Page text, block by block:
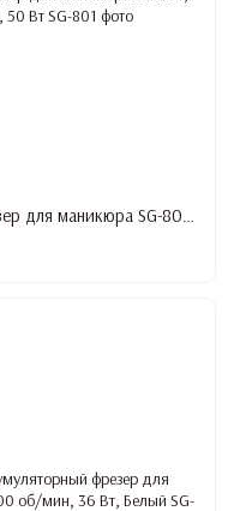
Аккумуляторный фрезер для маникюра SG-801, 35 000 об/мин, 50 Вт